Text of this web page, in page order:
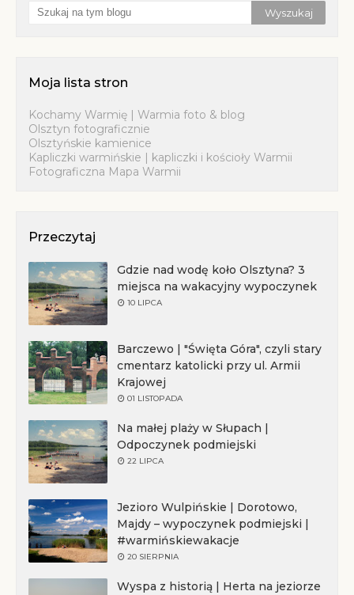
Moja lista stron
Kochamy Warmię | Warmia foto & blog
Olsztyn fotograficznie
Olsztyńskie kamienice
Kapliczki warmińskie | kapliczki i kościoły Warmii
Fotograficzna Mapa Warmii
Przeczytaj
Gdzie nad wodę koło Olsztyna? 3
miejsca na wakacyjny wypoczynek
10 LIPCA
Barczewo | "Święta Góra", czyli stary
cmentarz katolicki przy ul. Armii
Krajowej
01 LISTOPADA
Na małej plaży w Słupach |
Odpoczynek podmiejski
22 LIPCA
Jezioro Wulpińskie | Dorotowo,
Majdy – wypoczynek podmiejski |
#warmińskiewakacje
20 SIERPNIA
Wyspa z historią | Herta na jeziorze